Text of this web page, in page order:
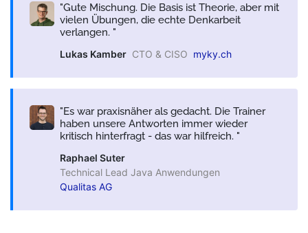
Gute Mischung. Die Basis ist Theorie, aber mit
vielen Übungen, die echte Denkarbeit
verlangen.
Lukas Kamber CTO & CISO myky.ch
Es war praxisnäher als gedacht. Die Trainer
haben unsere Antworten immer wieder
kritisch hinterfragt - das war hilfreich.
Raphael Suter
Technical Lead Java Anwendungen
Qualitas AG